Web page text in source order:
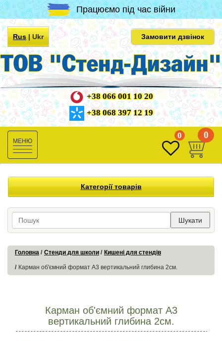
Працюємо під час війни
Rus|Ukr Замовити дзвінок
+38 066 001 10 20
+38 068 397 12 19
Toggle
navigation
0 0
Категорії товарів
Шукати
Головна Стенди для школи Кишені для стендів
Карман об'ємний формат А3 вертикальний глибина 2см.
Карман об'ємний формат А3
вертикальний глибина 2см.